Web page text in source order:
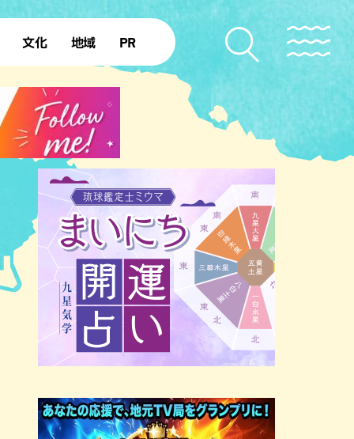
文化
復帰50年
地域
本島北部
本島南部 先島諸島
北部離島
PR